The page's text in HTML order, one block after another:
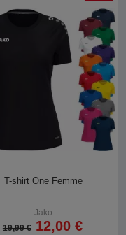
T-shirt One Femme
Jako
19,99 € 12,00 €